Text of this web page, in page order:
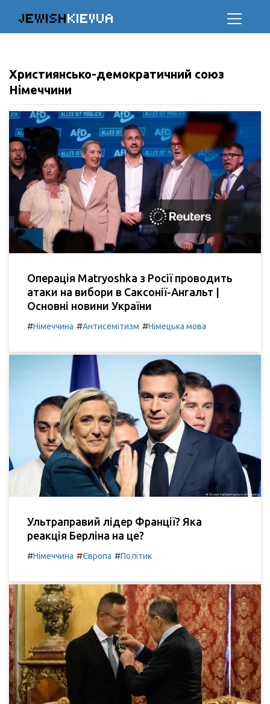
JEWISHKIEVUA
Християнсько-демократичний союз
Німеччини
Операція Matryoshka з Росії проводить
атаки на вибори в Саксонії-Ангальт |
Основні новини України
#Німеччина #Антисемітизм #Німецька мова
Ультраправий лідер Франції? Яка
реакція Берліна на це?
#Німеччина #Європа #Політик